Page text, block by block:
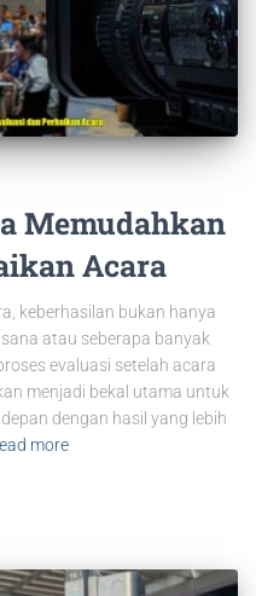
Memudahkan
Acara
keberhasilan bukan hanya
atau seberapa banyak
evaluasi setelah acara
menjadi bekal utama untuk
dengan hasil yang lebih
more